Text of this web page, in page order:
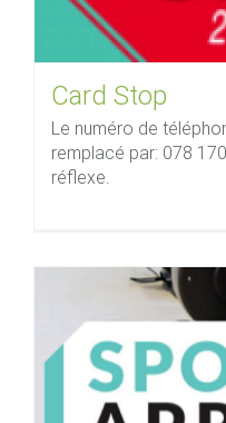
Card Stop
Le numéro de
remplacé par: 078
réflexe.